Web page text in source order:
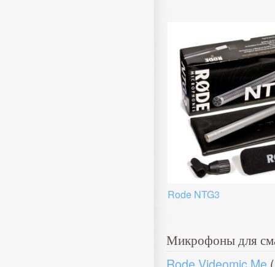
Rode NTG3
Микрофоны для
Rode Videomic Me